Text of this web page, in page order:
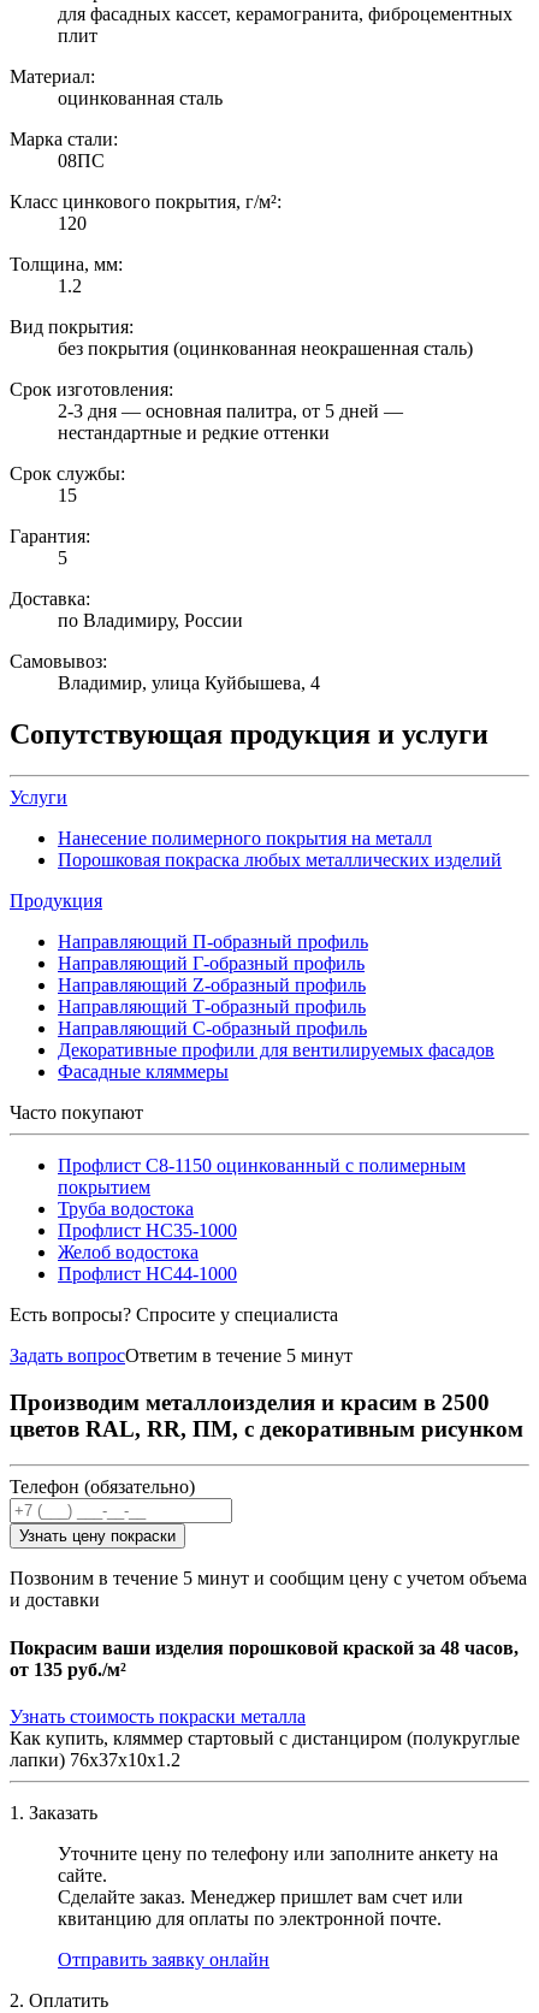
для фасадных кассет, керамогранита, фиброцементных
плит
Материал:
оцинкованная сталь
Марка стали:
08ПС
Класс цинкового покрытия, г/м²:
120
Толщина, мм:
1.2
Вид покрытия:
без покрытия (оцинкованная неокрашенная сталь)
Срок изготовления:
2-3 дня — основная палитра, от 5 дней —
нестандартные и редкие оттенки
Срок службы:
15
Гарантия:
5
Доставка:
по Владимиру, России
Самовывоз:
Владимир, улица Куйбышева, 4
Сопутствующая продукция и услуги
Услуги
Нанесение полимерного покрытия на металл
Порошковая покраска любых металлических изделий
Продукция
Направляющий П-образный профиль
Направляющий Г-образный профиль
Направляющий Z-образный профиль
Направляющий Т-образный профиль
Направляющий С-образный профиль
Декоративные профили для вентилируемых фасадов
Фасадные кляммеры
Часто покупают
Профлист С8-1150 оцинкованный с полимерным
покрытием
Труба водостока
Профлист НС35-1000
Желоб водостока
Профлист НС44-1000
Есть вопросы? Спросите у специалиста
Задать вопросОтветим в течение 5 минут
Производим металлоизделия и красим в 2500
цветов RAL, RR, ПМ, с декоративным рисунком
Телефон (обязательно)
Узнать цену покраски
Позвоним в течение 5 минут и сообщим цену с учетом объема
и доставки
Покрасим ваши изделия порошковой краской за 48 часов,
от 135 руб./м²
Узнать стоимость покраски металла
Как купить, кляммер стартовый с дистанциром (полукруглые
лапки) 76х37х10х1.2
1. Заказать
Уточните цену по телефону или заполните анкету на
сайте.
Сделайте заказ. Менеджер пришлет вам счет или
квитанцию для оплаты по электронной почте.
Отправить заявку онлайн
2. Оплатить